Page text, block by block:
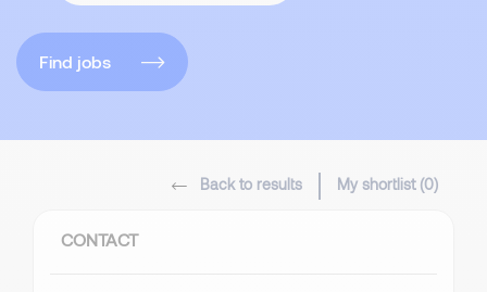
Find jobs
Back to results My shortlist (0)
CONTACT